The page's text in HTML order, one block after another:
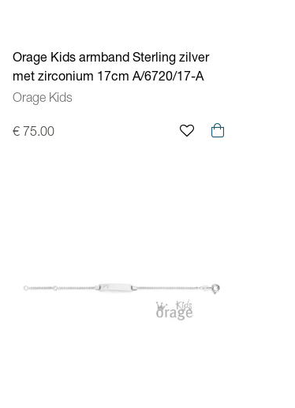
Orage Kids armband Sterling zilver
met zirconium 17cm A/6720/17-A
Orage Kids
€ 75.00